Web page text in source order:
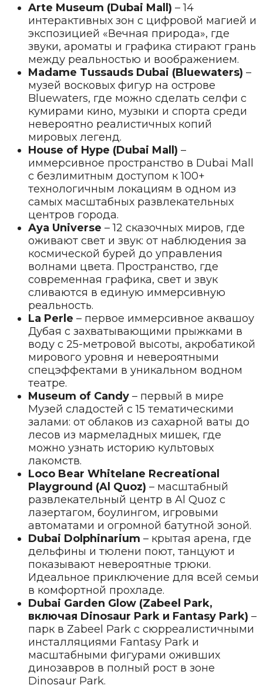
Arte Museum (Dubai Mall) – 14
интерактивных зон с цифровой магией и
экспозицией «Вечная природа», где
звуки, ароматы и графика стирают грань
между реальностью и воображением.
Madame Tussauds Dubai (Bluewaters) –
музей восковых фигур на острове
Bluewaters, где можно сделать селфи с
кумирами кино, музыки и спорта среди
невероятно реалистичных копий
мировых легенд.
House of Hype (Dubai Mall) –
иммерсивное пространство в Dubai Mall
с безлимитным доступом к 100+
технологичным локациям в одном из
самых масштабных развлекательных
центров города.
Aya Universe – 12 сказочных миров, где
оживают свет и звук: от наблюдения за
космической бурей до управления
волнами цвета. Пространство, где
современная графика, свет и звук
сливаются в единую иммерсивную
реальность.
La Perle – первое иммерсивное аквашоу
Дубая с захватывающими прыжками в
воду с 25-метровой высоты, акробатикой
мирового уровня и невероятными
спецэффектами в уникальном водном
театре.
Museum of Candy– первый в мире
Музей сладостей с 15 тематическими
залами: от облаков из сахарной ваты до
лесов из мармеладных мишек, где
можно узнать историю культовых
лакомств.
Loco Bear Whitelane Recreational
Playground (Al Quoz) – масштабный
развлекательный центр в Al Quoz с
лазертагом, боулингом, игровыми
автоматами и огромной батутной зоной.
Dubai Dolphinarium – крытая арена, где
дельфины и тюлени поют, танцуют и
показывают невероятные трюки.
Идеальное приключение для всей семьи
в комфортной прохладе.
Dubai Garden Glow (Zabeel Park,
включая Dinosaur Park и Fantasy Park) –
парк в Zabeel Park с сюрреалистичными
инсталляциями Fantasy Park и
масштабными фигурами оживших
динозавров в полный рост в зоне
Dinosaur Park.